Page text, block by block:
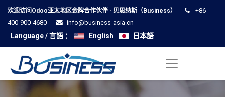
欢迎访问Odoo亚太地区金牌合作伙伴 · 贝思纳斯（Business）
+86
400-900-4680
info@business-asia.cn
Language / 言語 ： English 日本語